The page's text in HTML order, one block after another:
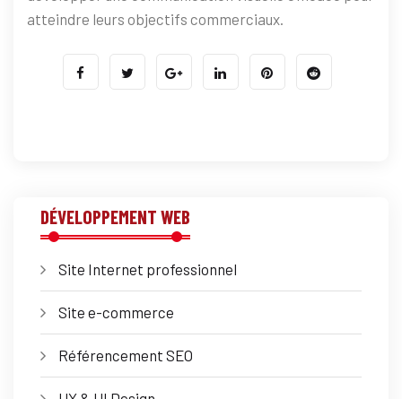
atteindre leurs objectifs commerciaux.
DÉVELOPPEMENT WEB
Site Internet professionnel
Site e-commerce
Référencement SEO